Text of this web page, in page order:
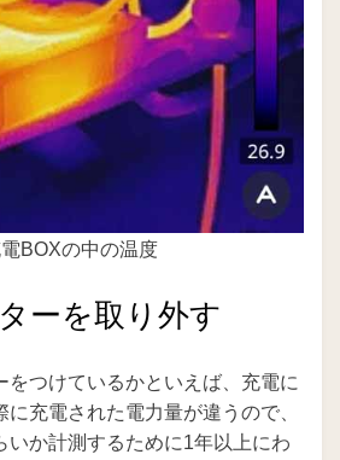
BOXの中の温度
ーを取り外す
をつけているかといえば、充電に
充電された電力量が違うので、
いか計測するために1年以上にわ